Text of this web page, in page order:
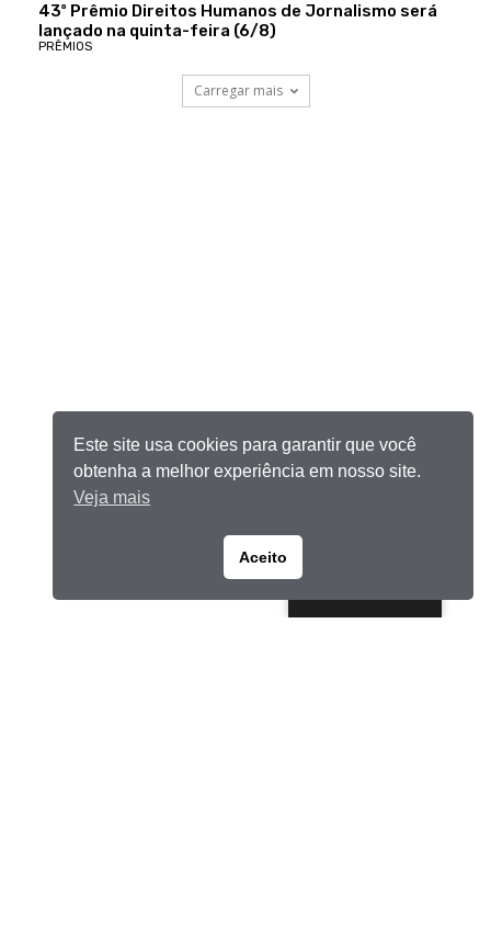
43º Prêmio Direitos Humanos de Jornalismo será
lançado na quinta-feira (6/8)
PRÊMIOS
Carregar mais
Este site usa cookies para garantir que você
obtenha a melhor experiência em nosso site.
Veja mais
Aceito